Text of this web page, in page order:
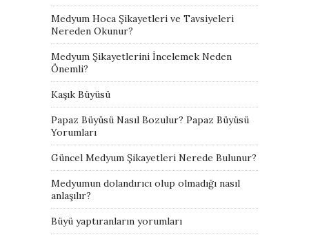
Medyum Hoca Şikayetleri ve Tavsiyeleri
Nereden Okunur?
Medyum Şikayetlerini İncelemek Neden
Önemli?
Kaşık Büyüsü
Papaz Büyüsü Nasıl Bozulur? Papaz Büyüsü
Yorumları
Güncel Medyum Şikayetleri Nerede Bulunur?
Medyumun dolandırıcı olup olmadığı nasıl
anlaşılır?
Büyü yaptıranların yorumları